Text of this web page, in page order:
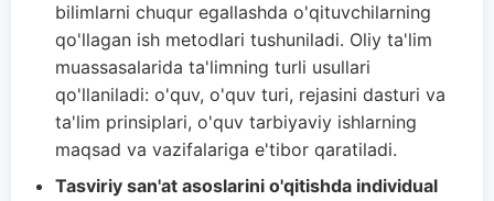
bilimlarni chuqur egallashda o'qituvchilarning
qo'llagan ish metodlari tushuniladi. Oliy ta'lim
muassasalarida ta'limning turli usullari
qo'llaniladi: o'quv, o'quv turi, rejasini dasturi va
ta'lim prinsiplari, o'quv tarbiyaviy ishlarning
maqsad va vazifalariga e'tibor qaratiladi.
Tasviriy san'at asoslarini o'qitishda individual